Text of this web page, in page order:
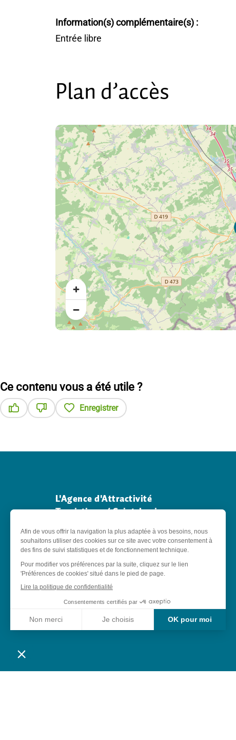
Information(s) complémentaire(s) :
Entrée libre
Plan d’accès
Ce contenu vous a été utile ?
Enregistrer
L'Agence d'Attractivité
Touristique / Saint-Louis 3
18 Av. Général de Gaulle - 68300 Saint-
Louis
Nous contacter
Suivez-nous sur Facebook
Suivez-nous sur Instagram
Suivez-nous sur Youtube